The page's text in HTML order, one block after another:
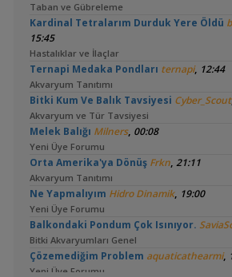
Taban ve Gübreleme
Kardinal Tetralarım Durduk Yere Öldü
15:45
Hastalıklar ve İlaçlar
Ternapi Medaka Pondları ternapi, 12:44
Akvaryum Tanıtımı
Bitki Kum Ve Balık Tavsiyesi Cyber_Scout
Akvaryum ve Tür Tavsiyesi
Melek Balığı Milners, 00:08
Yeni Üye Forumu
Orta Amerika'ya Dönüş Frkn, 21:11
Akvaryum Tanıtımı
Ne Yapmalıyım Hidro Dinamik, 19:00
Yeni Üye Forumu
Balkondaki Pondum Çok Isınıyor.
Bitki Akvaryumları Genel
Çözemediğim Problem aquaticathearmi,
Yeni Üye Forumu